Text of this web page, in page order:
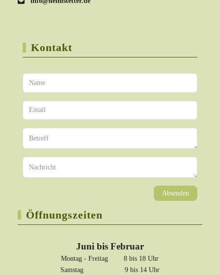
Kontakt
Absenden
Öffnungszeiten
Juni bis Februar
Montag - Freitag 8 bis 18 Uhr
Samstag 9 bis 14 Uhr